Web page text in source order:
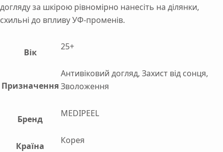
догляду за шкірою рівномірно нанесіть на ділянки,
схильні до впливу УФ-променів.
Вік
25+
Призначення
Антивіковий догляд, Захист від сонця,
Зволоження
Бренд
MEDIPEEL
Країна
Корея